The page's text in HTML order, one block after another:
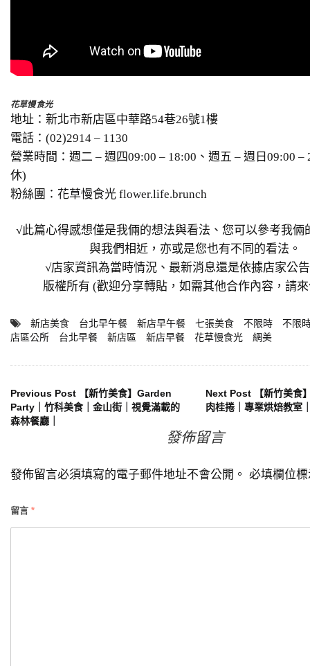
花草慢食光
地址：新北市新店區中華路54巷26號1樓
電話：(02)2914 – 1130
營業時間：週二 – 週四09:00 – 18:00、週五 – 週日09:00 –
休)
粉絲團： 花草慢食光 flower.life.brunch
√此篇心得感想僅是我倆的想法與看法、您可以參考我倆
與我們相近，亦或是您也有不同的看法。
√店家資訊為當時情況、最新消息還是依據店家公
版權所有 (歡迎分享轉貼，如需其他合作內容，請
新店美食 台北早午餐 新店早午餐 七張美食 不限時
不限
店區公所
台北早餐 新店區 新店早餐 花草慢食光 網美
文
章
覽
Previous Post 【新竹美食】Garden
Party｜竹科美食｜金山街｜視覺滿載的
森林餐廳｜
Next Post 【新竹美食
肉桂捲｜專業烘焙教室
發佈留言
發佈留言必須填寫的電子郵件地址不會公開。 必填欄位
留言 *